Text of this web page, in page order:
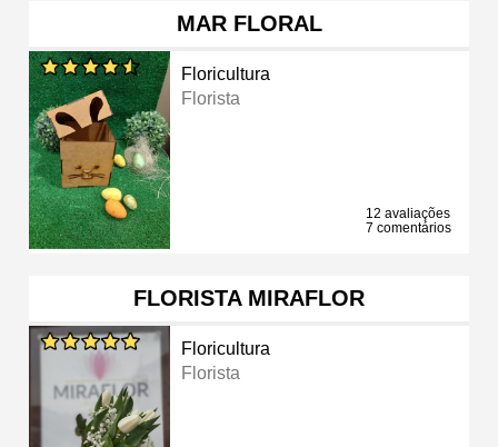
MAR FLORAL
Floricultura
Florista
12 avaliações
7 comentários
FLORISTA MIRAFLOR
Floricultura
Florista